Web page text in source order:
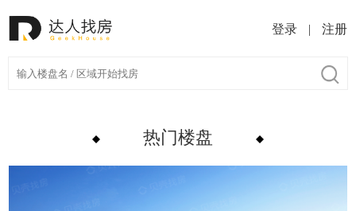
登录 | 注册
热门楼盘